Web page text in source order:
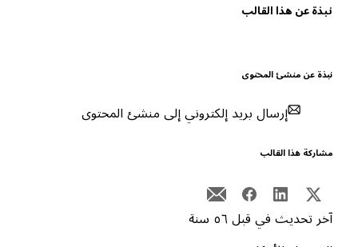
عن هذا القالب
عن منشئ المحتوى
إرسال بريد إلكتروني إلى منشئ المحتوى
هذا القالب
تحديث في قبل ٥٦ سنة